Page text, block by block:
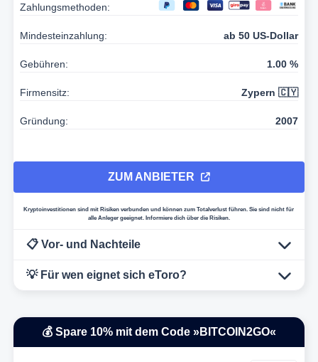
Zahlungsmethoden:
Mindesteinzahlung: ab 50 US-Dollar
Gebühren: 1.00 %
Firmensitz: Zypern 🇨🇾
Gründung: 2007
ZUM ANBIETER
Kryptoinvestitionen sind mit Risiken verbunden und können zum Totalverlust führen. Sie sind nicht für
alle Anleger geeignet. Informiere dich über die Risiken.
📋 Vor- und Nachteile
💡 Für wen eignet sich eToro?
💰 Spare 10% mit dem Code »BITCOIN2GO«